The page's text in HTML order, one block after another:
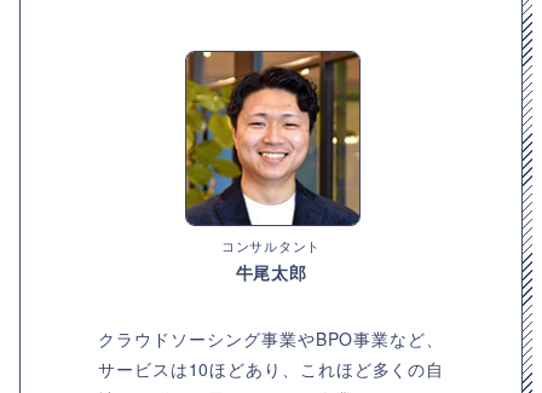
コンサルタント
牛尾太郎
クラウドソーシング事業やBPO事業など、
サービスは10ほどあり、これほど多くの自